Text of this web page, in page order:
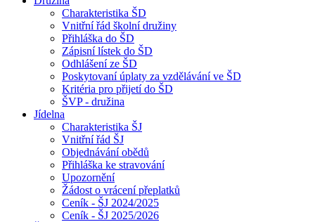
Charakteristika ŠD
Vnitřní řád školní družiny
Přihláška do ŠD
Zápisní lístek do ŠD
Odhlášení ze ŠD
Poskytovaní úplaty za vzdělávání ve ŠD
Kritéria pro přijetí do ŠD
ŠVP - družina
Jídelna
Charakteristika ŠJ
Vnitřní řád ŠJ
Objednávání obědů
Přihláška ke stravování
Upozornění
Žádost o vrácení přeplatků
Ceník - ŠJ 2024/2025
Ceník - ŠJ 2025/2026